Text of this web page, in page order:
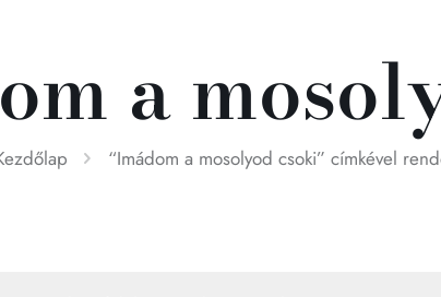
a
“Imádom a mosolyod csoki” címkével